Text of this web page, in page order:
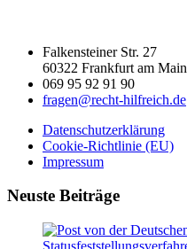
Falkensteiner Str. 27
60322 Frankfurt am Main
069 95 92 91 90
fragen@recht-hilfreich.de
Datenschutzerklärung
Cookie-Richtlinie (EU)
Impressum
Neuste Beiträge